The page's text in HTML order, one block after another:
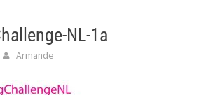
NL-1a
Armande